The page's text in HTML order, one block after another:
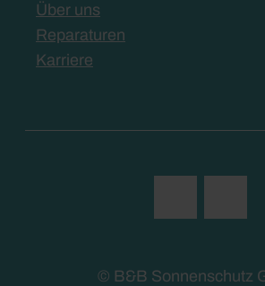
Über uns
Reparaturen
Karriere
© B&B Sonnenschutz